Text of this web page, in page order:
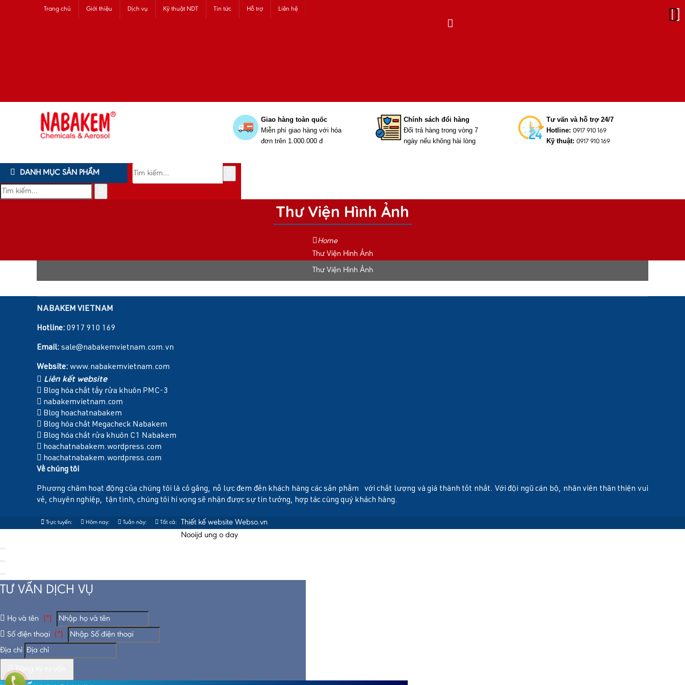
Trang chủ Giới thiệu Dịch vụ Kỹ thuật NDT Tin tức Hỗ trợ Liên hệ
Giao hàng toàn quốc
Miễn phí giao hàng với hóa
đơn trên 1.000.000 đ
Chính sách đổi hàng
Đổi trả hàng trong vòng 7
ngày nếu không hài lòng
Tư vấn và hỗ trợ 24/7
Hotline: 0917 910 169
Kỹ thuật:0917 910 169
DANH MỤC SẢN PHẨM
Thư Viện Hình Ảnh
Home
Thư Viện Hình Ảnh
Thư Viện Hình Ảnh
NABAKEM VIETNAM
Hotline: 0917 910 169
Email: sale@nabakemvietnam.com.vn
Website: www.nabakemvietnam.com
Liên kết website
Blog hóa chất tẩy rửa khuôn PMC-3
nabakemvietnam.com
Blog hoachatnabakem
Blog hóa chất Megacheck Nabakem
Blog hóa chất rửa khuôn C1 Nabakem
hoachatnabakem.wordpress.com
hoachatnabakem.wordpress.com
Về chúng tôi
Phương châm hoạt động của chúng tôi là cố gắng, nỗ lực đem đến khách hàng các sản phẩm với chất lượng và giá thành tốt nhất. Với đội ngũ cán bộ, nhân viên thân thiện vui
vẻ, chuyên nghiệp, tận tình, chúng tôi hi vọng sẽ nhận được sự tin tưởng, hợp tác cùng quý khách hàng.
Trực tuyến:
Hôm nay:
Tuần này:
Tất cả:
Thiết kế website Webso.vn
Nooijd ung o day
TƯ VẤN DỊCH VỤ
Họ và tên
(*)
Số điện thoại
(*)
Địa chỉ
Đăng ký tư vấn